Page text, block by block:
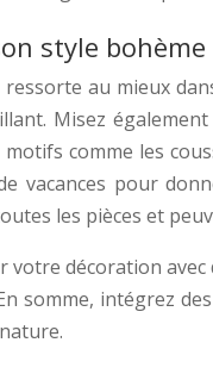
style bohème
au mieux
Misez
comme les
vacances pour
les pièces et
votre décoration
somme, intégrez